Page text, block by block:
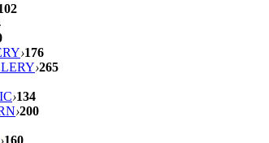
›176
›265
›134
›200
›160